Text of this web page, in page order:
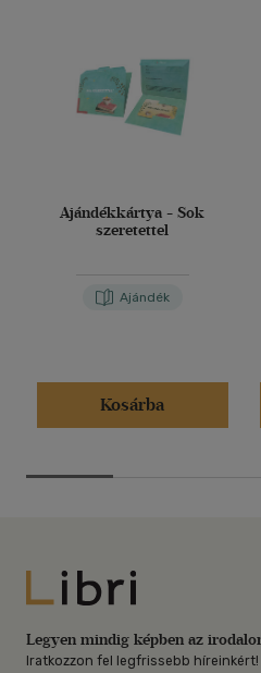
Ajándékkártya - Sok
szeretettel
Ajándék
Kosárba
Libri
Legyen mindig képben az
Iratkozzon fel legfrissebb híreinkért!